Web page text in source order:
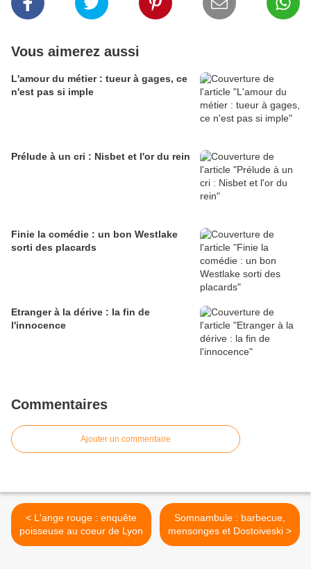
Vous aimerez aussi
L'amour du métier : tueur à gages, ce
n'est pas si imple
Prélude à un cri : Nisbet et l'or du rein
Finie la comédie : un bon Westlake
sorti des placards
Etranger à la dérive : la fin de
l'innocence
Commentaires
Ajouter un commentaire
< L'ange rouge : enquête
poisseuse au coeur de Lyon
Somnambule : barbecue,
mensonges et Dostoiveski >